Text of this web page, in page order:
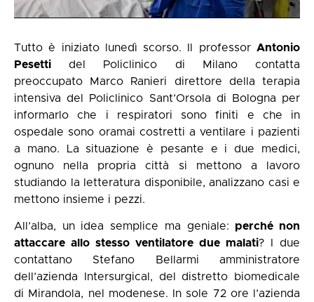
Tutto è iniziato lunedì scorso. Il professor Antonio
Pesetti del Policlinico di Milano contatta
preoccupato Marco Ranieri direttore della terapia
intensiva del Policlinico Sant’Orsola di Bologna per
informarlo che i respiratori sono finiti e che in
ospedale sono oramai costretti a ventilare i pazienti
a mano. La situazione è pesante e i due medici,
ognuno nella propria città si mettono a lavoro
studiando la letteratura disponibile, analizzano casi e
mettono insieme i pezzi.
All’alba, un idea semplice ma geniale: perché non
attaccare allo stesso ventilatore due malati? I due
contattano Stefano Bellarmi amministratore
dell’azienda
Intersurgical , del distretto biomedicale
di Mirandola, nel modenese. In sole 72 ore l’azienda